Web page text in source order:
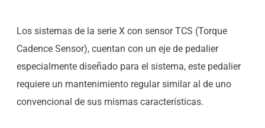
Los sistemas de la serie X con sensor TCS (Torque
Cadence Sensor), cuentan con un eje de pedalier
especialmente diseñado para el sistema, este pedalier
requiere un mantenimiento regular similar al de uno
convencional de sus mismas características.